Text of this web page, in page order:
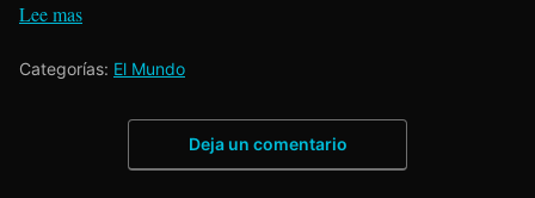
Lee mas
Categorías: El Mundo
Deja un comentario